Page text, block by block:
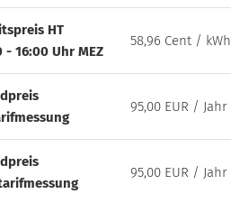
HT
- 16:00 Uhr MEZ
58,96 Cent / kWh
95,00 EUR / Jahr
95,00 EUR / Jahr